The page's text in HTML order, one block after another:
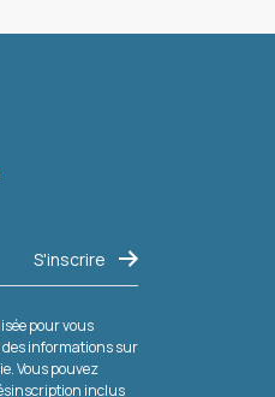
pour vous
informations sur
Vous pouvez
inclus